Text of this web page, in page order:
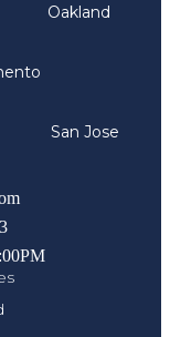
Oakland
San Jose